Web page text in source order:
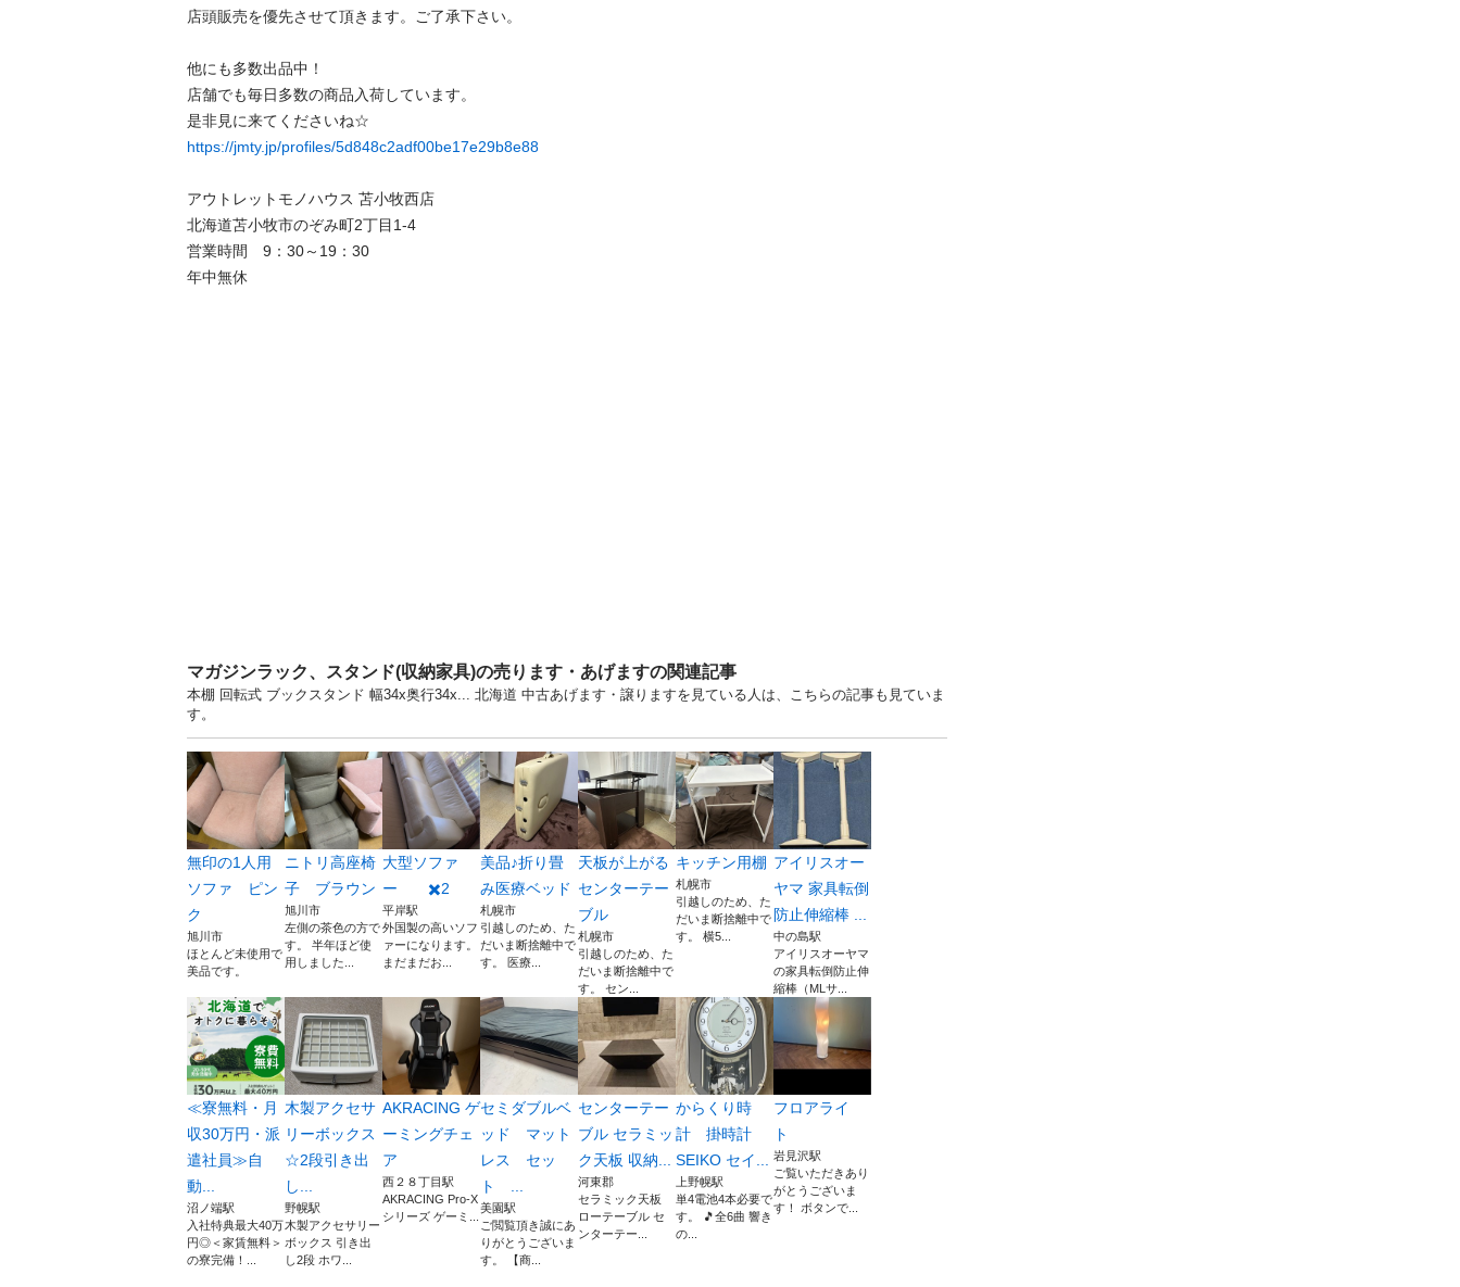
店頭販売を優先させて頂きます。ご了承下さい。
他にも多数出品中！
店舗でも毎日多数の商品入荷しています。
https://jmty.jp/profiles/5d848c2adf00be17e29b8e88
アウトレットモノハウス 苫小牧西店
北海道苫小牧市のぞみ町2丁目1-4
営業時間　9：30～19：30
マガジンラック、スタンド(収納家具)の売ります・あげますの関連記事
本棚 回転式 ブックスタンド 幅34x奥行34x... 北海道 中古あげます・譲りますを見ている人は、こちらの記事も見ていま
す。
無印の1人用
ソファ ピン
ク
旭川市
ほとんど未使用で
美品です。
ニトリ高座椅
子 ブラウン
旭川市
左側の茶色の方で
す。 半年ほど使
用しました...
大型ソファ
ー ✖️2
平岸駅
外国製の高いソフ
ァーになります。
まだまだお...
美品♪折り畳
み医療ベッド
札幌市
引越しのため、た
だいま断捨離中で
す。 医療...
天板が上がる
センターテー
ブル
札幌市
引越しのため、た
だいま断捨離中で
す。 セン...
キッチン用棚
札幌市
引越しのため、た
だいま断捨離中で
す。 横5...
アイリスオー
ヤマ 家具転倒
防止伸縮棒 ...
中の島駅
アイリスオーヤマ
の家具転倒防止伸
縮棒（MLサ...
≪寮無料・月
収30万円・派
遣社員≫自
動...
沼ノ端駅
入社特典最大40万
円◎＜家賃無料＞
の寮完備！...
木製アクセサ
リーボックス
☆2段引き出
し...
野幌駅
木製アクセサリー
ボックス 引き出
し2段 ホワ...
AKRACING ゲ
ーミングチェ
ア
西２８丁目駅
AKRACING Pro-X
シリーズ ゲーミ...
セミダブルベ
ッド マット
レス セッ
ト ...
美園駅
ご閲覧頂き誠にあ
りがとうございま
す。 【商...
センターテー
ブル セラミッ
ク天板 収納...
河東郡
セラミック天板
ローテーブル セ
ンターテー...
からくり時
計 掛時計
SEIKO セイ...
上野幌駅
単4電池4本必要で
す。 🎵全6曲 響き
の...
フロアライ
ト
岩見沢駅
ご覧いただきあり
がとうございま
す！ ボタンで...